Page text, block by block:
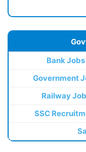
Bank
Government
Railway
SSC